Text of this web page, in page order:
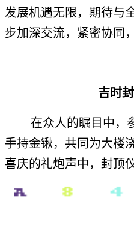
发展机遇无限，期待与
步加深交流，紧密协同
吉时
在众人的瞩目中，
手持金锹，共同为大楼
喜庆的礼炮声中，封顶